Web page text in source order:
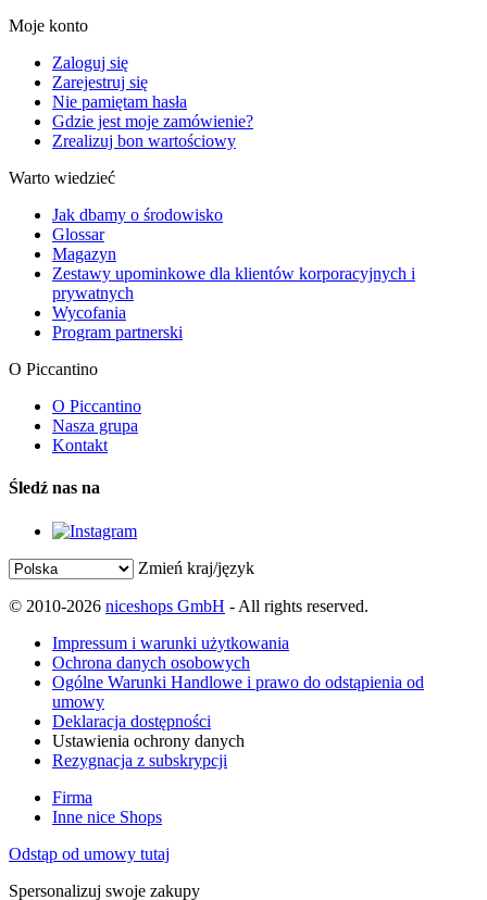
Moje konto
Zaloguj się
Zarejestruj się
Nie pamiętam hasła
Gdzie jest moje zamówienie?
Zrealizuj bon wartościowy
Warto wiedzieć
Jak dbamy o środowisko
Glossar
Magazyn
Zestawy upominkowe dla klientów korporacyjnych i
prywatnych
Wycofania
Program partnerski
O Piccantino
O Piccantino
Nasza grupa
Kontakt
Śledź nas na
Zmień kraj/język
© 2010-2026 niceshops GmbH - All rights reserved.
Impressum i warunki użytkowania
Ochrona danych osobowych
Ogólne Warunki Handlowe i prawo do odstąpienia od
umowy
Deklaracja dostępności
Ustawienia ochrony danych
Rezygnacja z subskrypcji
Firma
Inne nice Shops
Odstąp od umowy tutaj
Spersonalizuj swoje zakupy